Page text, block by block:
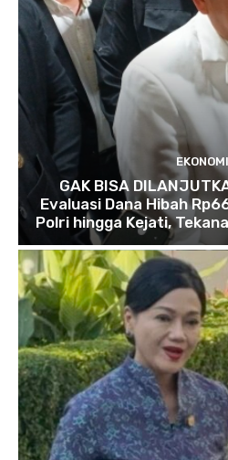
EKONOMI
GAK BISA
Evaluasi Dana Hibah
Polri hingga Kejati,